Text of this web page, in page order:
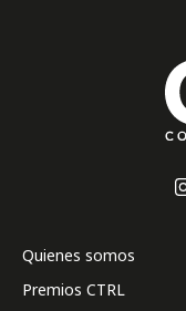
Quienes somos
Premios CTRL